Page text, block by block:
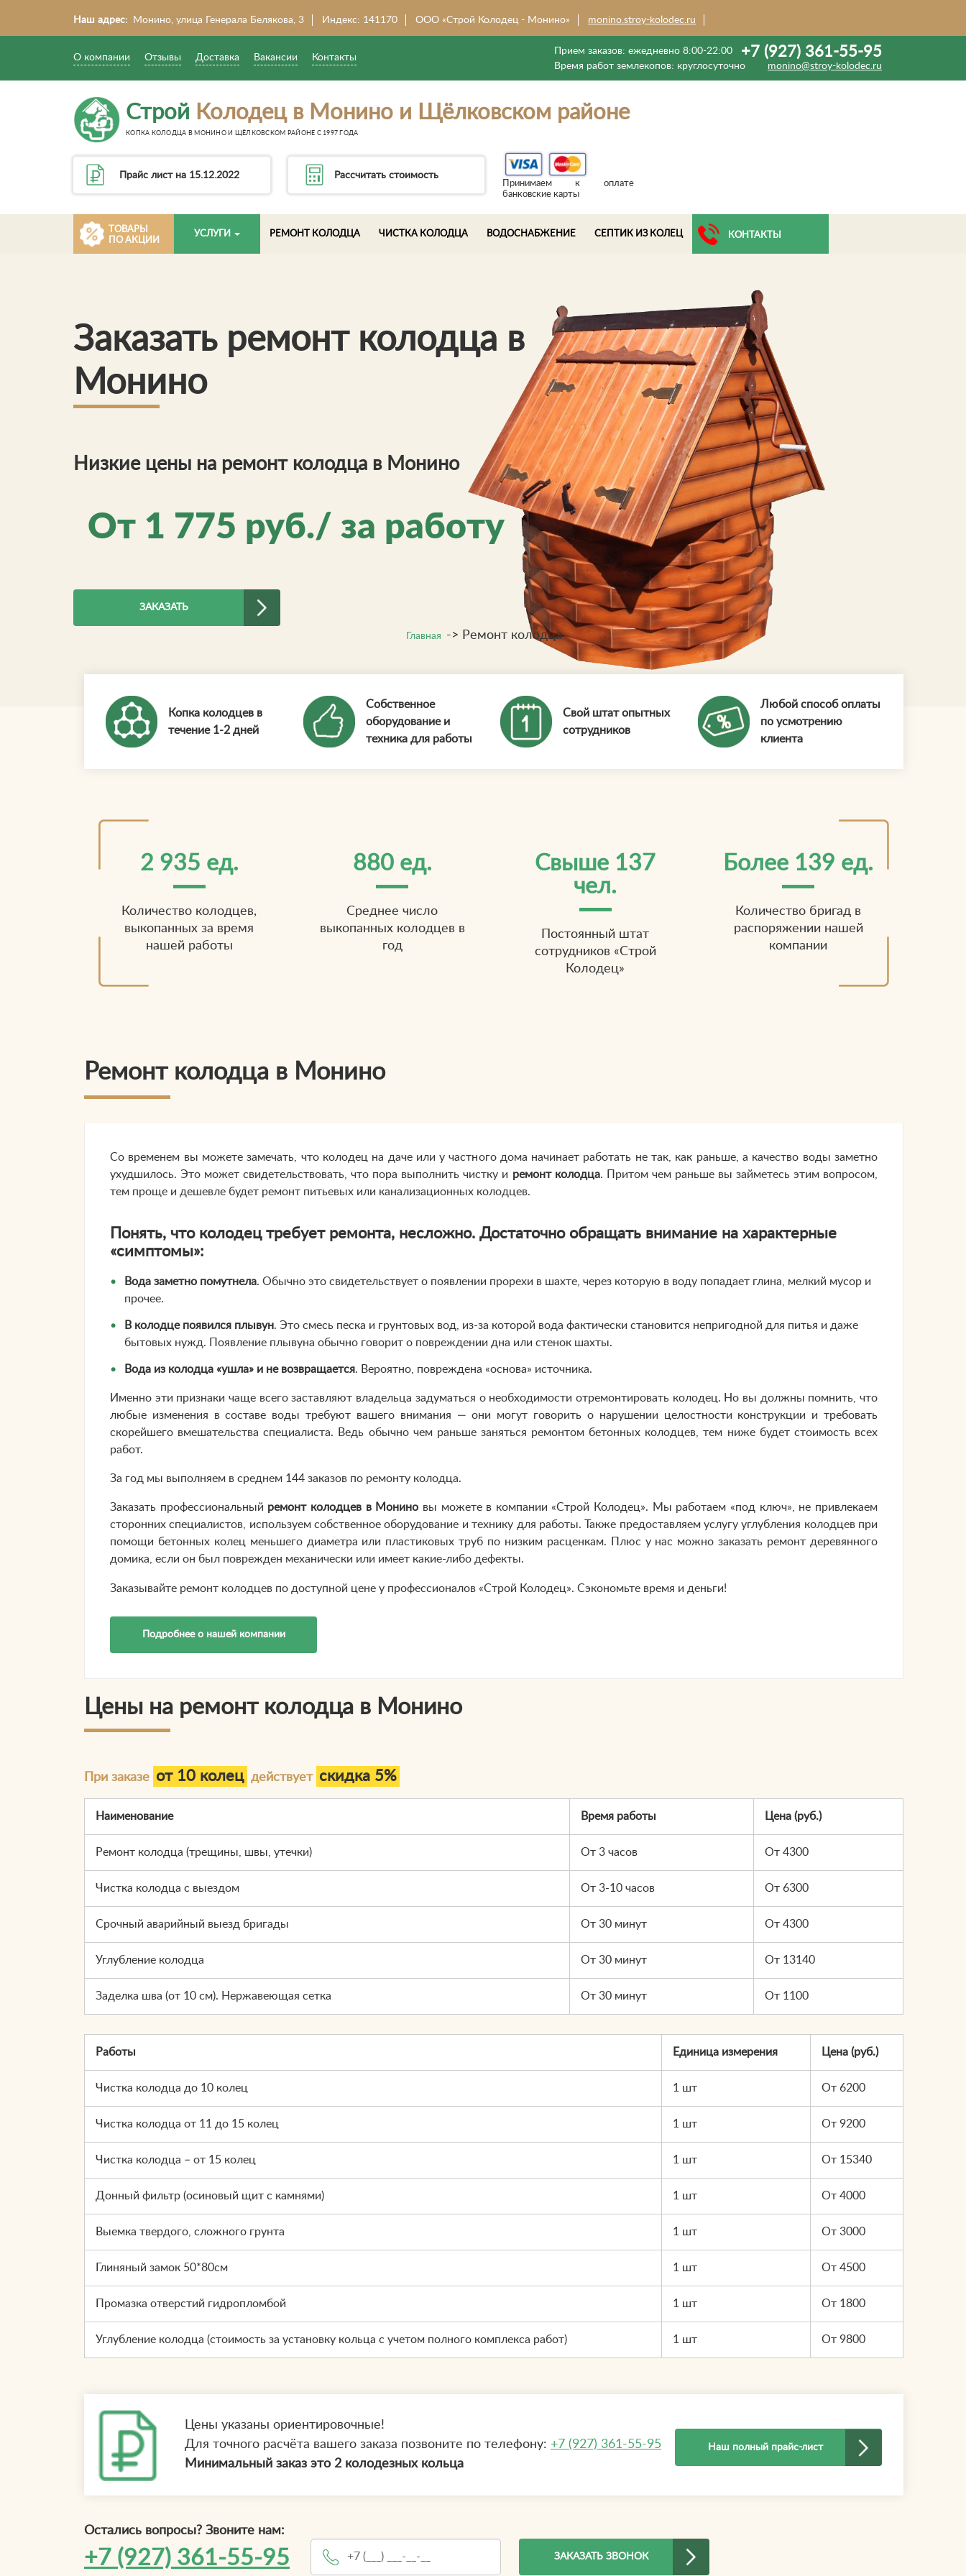
Наш адрес: Монино, улица Генерала Белякова, 3 Индекс: 141170 ООО «Строй Колодец - Монино» monino.stroy-kolodec.ru
О компании Отзывы Доставка Вакансии Контакты
Прием заказов: ежедневно 8:00-22:00
Время работ землекопов: круглосуточно
+7 (927) 361-55-95
monino@stroy-kolodec.ru
Строй Колодец в Монино и Щёлковском районе
КОПКА КОЛОДЦА В МОНИНО И ЩЁЛКОВСКОМ РАЙОНЕ С 1997 ГОДА
Прайс лист на 15.12.2022 Рассчитать стоимость
Принимаем к оплате
банковские карты
ТОВАРЫ
ПО АКЦИИ
УСЛУГИ РЕМОНТ КОЛОДЦА ЧИСТКА КОЛОДЦА ВОДОСНАБЖЕНИЕ СЕПТИК ИЗ КОЛЕЦ КОНТАКТЫ
Заказать ремонт колодца в
Монино
Низкие цены на ремонт колодца в Монино
От 1 775 руб./ за работу
ЗАКАЗАТЬ
Главная -> Ремонт колодца
Копка колодцев в
течение 1-2 дней
Собственное
оборудование и
техника для работы
Свой штат опытных
сотрудников
Любой способ оплаты
по усмотрению
клиента
2 935 ед.
Количество колодцев,
выкопанных за время
нашей работы
880 ед.
Среднее число
выкопанных колодцев в
год
Свыше 137
чел.
Постоянный штат
сотрудников «Строй
Колодец»
Более 139 ед.
Количество бригад в
распоряжении нашей
компании
Ремонт колодца в Монино
Со временем вы можете замечать, что колодец на даче или у частного дома начинает работать не так, как раньше, а качество воды заметно
ухудшилось. Это может свидетельствовать, что пора выполнить чистку и ремонт колодца. Притом чем раньше вы займетесь этим вопросом,
тем проще и дешевле будет ремонт питьевых или канализационных колодцев.
Понять, что колодец требует ремонта, несложно. Достаточно обращать внимание на характерные
«симптомы»:
Вода заметно помутнела. Обычно это свидетельствует о появлении прорехи в шахте, через которую в воду попадает глина, мелкий мусор и
прочее.
В колодце появился плывун. Это смесь песка и грунтовых вод, из-за которой вода фактически становится непригодной для питья и даже
бытовых нужд. Появление плывуна обычно говорит о повреждении дна или стенок шахты.
Вода из колодца «ушла» и не возвращается. Вероятно, повреждена «основа» источника.
Именно эти признаки чаще всего заставляют владельца задуматься о необходимости отремонтировать колодец. Но вы должны помнить, что
любые изменения в составе воды требуют вашего внимания — они могут говорить о нарушении целостности конструкции и требовать
скорейшего вмешательства специалиста. Ведь обычно чем раньше заняться ремонтом бетонных колодцев, тем ниже будет стоимость всех
работ.
За год мы выполняем в среднем 144 заказов по ремонту колодца.
Заказать профессиональный ремонт колодцев в Монино вы можете в компании «Строй Колодец». Мы работаем «под ключ», не привлекаем
сторонних специалистов, используем собственное оборудование и технику для работы. Также предоставляем услугу углубления колодцев при
помощи бетонных колец меньшего диаметра или пластиковых труб по низким расценкам. Плюс у нас можно заказать ремонт деревянного
домика, если он был поврежден механически или имеет какие-либо дефекты.
Заказывайте ремонт колодцев по доступной цене у профессионалов «Строй Колодец». Сэкономьте время и деньги!
Подробнее о нашей компании
Цены на ремонт колодца в Монино
При заказе от 10 колец действует скидка 5%
Наименование Время работы Цена (руб.)
Ремонт колодца (трещины, швы, утечки) От 3 часов От 4300
Чистка колодца с выездом От 3-10 часов От 6300
Срочный аварийный выезд бригады От 30 минут От 4300
Углубление колодца От 30 минут От 13140
Заделка шва (от 10 см). Нержавеющая сетка От 30 минут От 1100
Работы Единица измерения Цена (руб.)
Чистка колодца до 10 колец 1 шт От 6200
Чистка колодца от 11 до 15 колец 1 шт От 9200
Чистка колодца – от 15 колец 1 шт От 15340
Донный фильтр (осиновый щит с камнями) 1 шт От 4000
Выемка твердого, сложного грунта 1 шт От 3000
Глиняный замок 50*80см 1 шт От 4500
Промазка отверстий гидропломбой 1 шт От 1800
Углубление колодца (стоимость за установку кольца с учетом полного комплекса работ) 1 шт От 9800
Цены указаны ориентировочные!
Для точного расчёта вашего заказа позвоните по телефону: +7 (927) 361-55-95
Минимальный заказ это 2 колодезных кольца
Наш полный прайс-лист
Остались вопросы? Звоните нам:
+7 (927) 361-55-95 ЗАКАЗАТЬ ЗВОНОК